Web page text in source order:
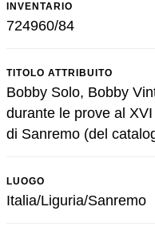
INVENTARIO
724960/84
TITOLO ATTRIBUITO
Bobby Solo, Bobby
durante le prove al
di Sanremo (del
LUOGO
Italia/Liguria/Sanremo